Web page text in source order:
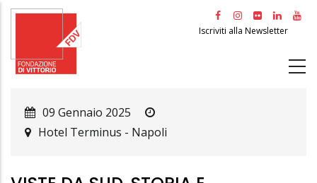
Salta
principale
Iscriviti alla Newsletter
09 Gennaio 2025
Hotel Terminus - Napoli